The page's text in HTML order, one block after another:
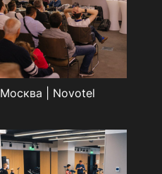
Москва | Novotel